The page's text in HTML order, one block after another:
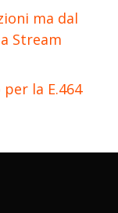
ma dal
Stream
la E.464